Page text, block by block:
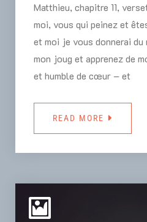
Matthieu, chapitre 11,
moi, vous qui peinez et
et moi je vous donnerai
mon joug et apprenez de
et humble de cœur – et
READ MORE